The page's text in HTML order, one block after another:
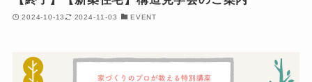
2024-10-13 2024-11-03 EVENT